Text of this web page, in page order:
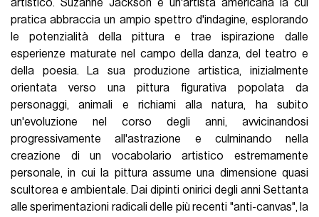
artistico. Suzanne Jackson è un'artista americana la cui
pratica abbraccia un ampio spettro d'indagine, esplorando
le potenzialità della pittura e trae ispirazione dalle
esperienze maturate nel campo della danza, del teatro e
della poesia. La sua produzione artistica, inizialmente
orientata verso una pittura figurativa popolata da
personaggi, animali e richiami alla natura, ha subito
un'evoluzione nel corso degli anni, avvicinandosi
progressivamente all'astrazione e culminando nella
creazione di un vocabolario artistico estremamente
personale, in cui la pittura assume una dimensione quasi
scultorea e ambientale. Dai dipinti onirici degli anni Settanta
alle sperimentazioni radicali delle più recenti "anti-canvas", la